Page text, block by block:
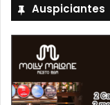
Auspiciantes